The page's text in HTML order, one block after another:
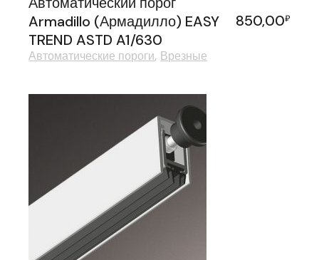
Armadillo (Армадилло) EASY
TREND ASTD A1/630
850,00₽
Автоматические пороги Врезные